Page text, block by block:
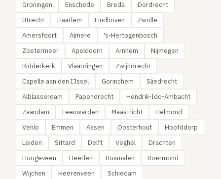
Groningen
Enschede Breda
Dordrecht
Utrecht
Haarlem Eindhoven
Zwolle
Amersfoort
Almere
's-Hertogenbosch
Zoetermeer
Apeldoorn Arnhem
Nijmegen
Ridderkerk
Vlaardingen
Zwijndrecht
Capelle aan den IJssel
Gorinchem
Sliedrecht
Alblasserdam
Papendrecht
Hendrik-Ido-Ambacht
Zaandam
Leeuwarden Maastricht
Helmond
Venlo
Emmen Assen Oosterhout
Hoofddorp
Leiden
Sittard Delft Veghel
Drachten
Hoogeveen
Heerlen Rosmalen
Roermond
Wijchen
Heerenveen Schiedam